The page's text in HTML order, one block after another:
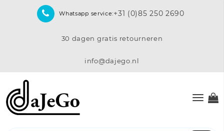
Whatsapp service:+31 (0)85 250 2690
30 dagen gratis retourneren
info@dajego.nl